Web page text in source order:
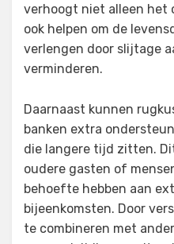
verhoogt niet alleen het
ook helpen om de
verlengen door slijtage
verminderen.
Daarnaast kunnen
banken extra
die langere tijd zitten.
oudere gasten of
behoefte hebben aan
bijeenkomsten. Door
te combineren met